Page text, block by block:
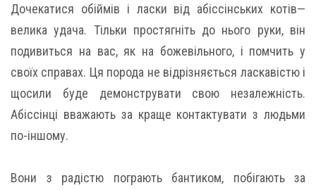
Дочекатися обіймів і ласки від абіссінських котів—
велика удача. Тільки простягніть до нього руки, він
подивиться на вас, як на божевільного, і помчить у
своїх справах. Ця порода не відрізняється ласкавістю і
щосили буде демонструвати свою незалежність.
Абіссінці вважають за краще контактувати з людьми
по-іншому.
Вони з радістю пограють бантиком, побігають за